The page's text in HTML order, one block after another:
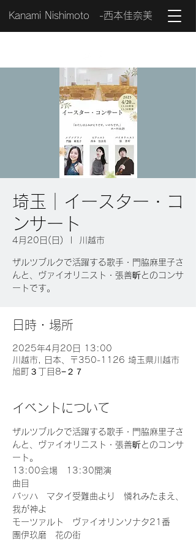
Kanami Nishimoto -西本佳奈美
埼玉｜イースター・コ
ンサート
4月20日(日) 川越市
ザルツブルクで活躍する歌手・門脇麻里子さ
んと、ヴァイオリニスト・張善昕とのコンサ
ートです。
日時・場所
2025年4月20日 13:00
川越市, 日本、〒350-1126 埼玉県川越市
旭町３丁目8−２７
イベントについて
ザルツブルクで活躍する歌手・門脇麻里子さ
んと、ヴァイオリニスト・張善昕とのコンサ
ート。
13:00会場　13:30開演
曲目
バッハ　マタイ受難曲より　憐れみたまえ、
我が神よ
モーツァルト　ヴァイオリンソナタ21番
團伊玖磨　花の街